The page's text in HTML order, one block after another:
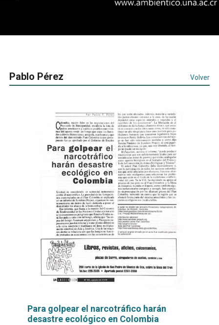
Pablo Pérez Volver
Para golpear el narcotráfico harán
desastre ecológico en Colombia